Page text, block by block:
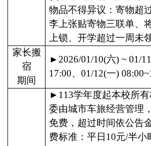
物品不得异议：寄物超
李上张贴寄物三联单、
上锁、开学超过一周未
家长搬
宿
期间
►2026/01/10(六) ~ 01/11
17:00、 01/12(一)
► 113学年度起本校所
委由城市车旅经营管理
免费，超过时间依公告
费标准：平日 10元/半小